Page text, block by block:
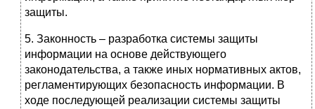
защиты.
5. Законность – разработка системы защиты
информации на основе действующего
законодательства, а также иных нормативных актов,
регламентирующих безопасность информации. В
ходе последующей реализации системы защиты